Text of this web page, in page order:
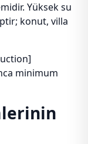
Yüksek su
konut, villa
minimum